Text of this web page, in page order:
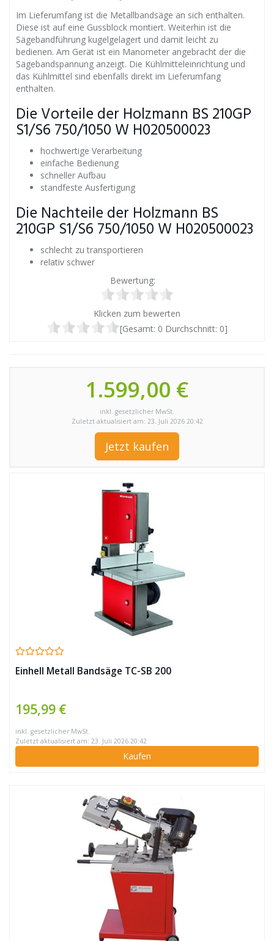
Im Lieferumfang ist die Metallbandsäge an sich enthalten.
Diese ist auf eine Gussblock montiert. Weiterhin ist die
Sägebandführung kugelgelagert und damit leicht zu
bedienen. Am Gerät ist ein Manometer angebracht der die
Sägebandspannung anzeigt. Die Kühlmitteleinrichtung und
das Kühlmittel sind ebenfalls direkt im Lieferumfang
enthalten.
Die Vorteile der Holzmann BS 210GP
S1/S6 750/1050 W H020500023
hochwertige Verarbeitung
einfache Bedienung
schneller Aufbau
standfeste Ausfertigung
Die Nachteile der Holzmann BS
210GP S1/S6 750/1050 W H020500023
schlecht zu transportieren
relativ schwer
Bewertung:
Klicken zum bewerten
[Gesamt: 0 Durchschnitt: 0]
1.599,00 €
inkl. gesetzlicher MwSt.
Zuletzt aktualisiert am: 23. Juli 2026 20:42
Jetzt kaufen
Einhell Metall Bandsäge TC-SB 200
195,99 €
inkl. gesetzlicher MwSt.
Zuletzt aktualisiert am: 23. Juli 2026 20:42
Kaufen